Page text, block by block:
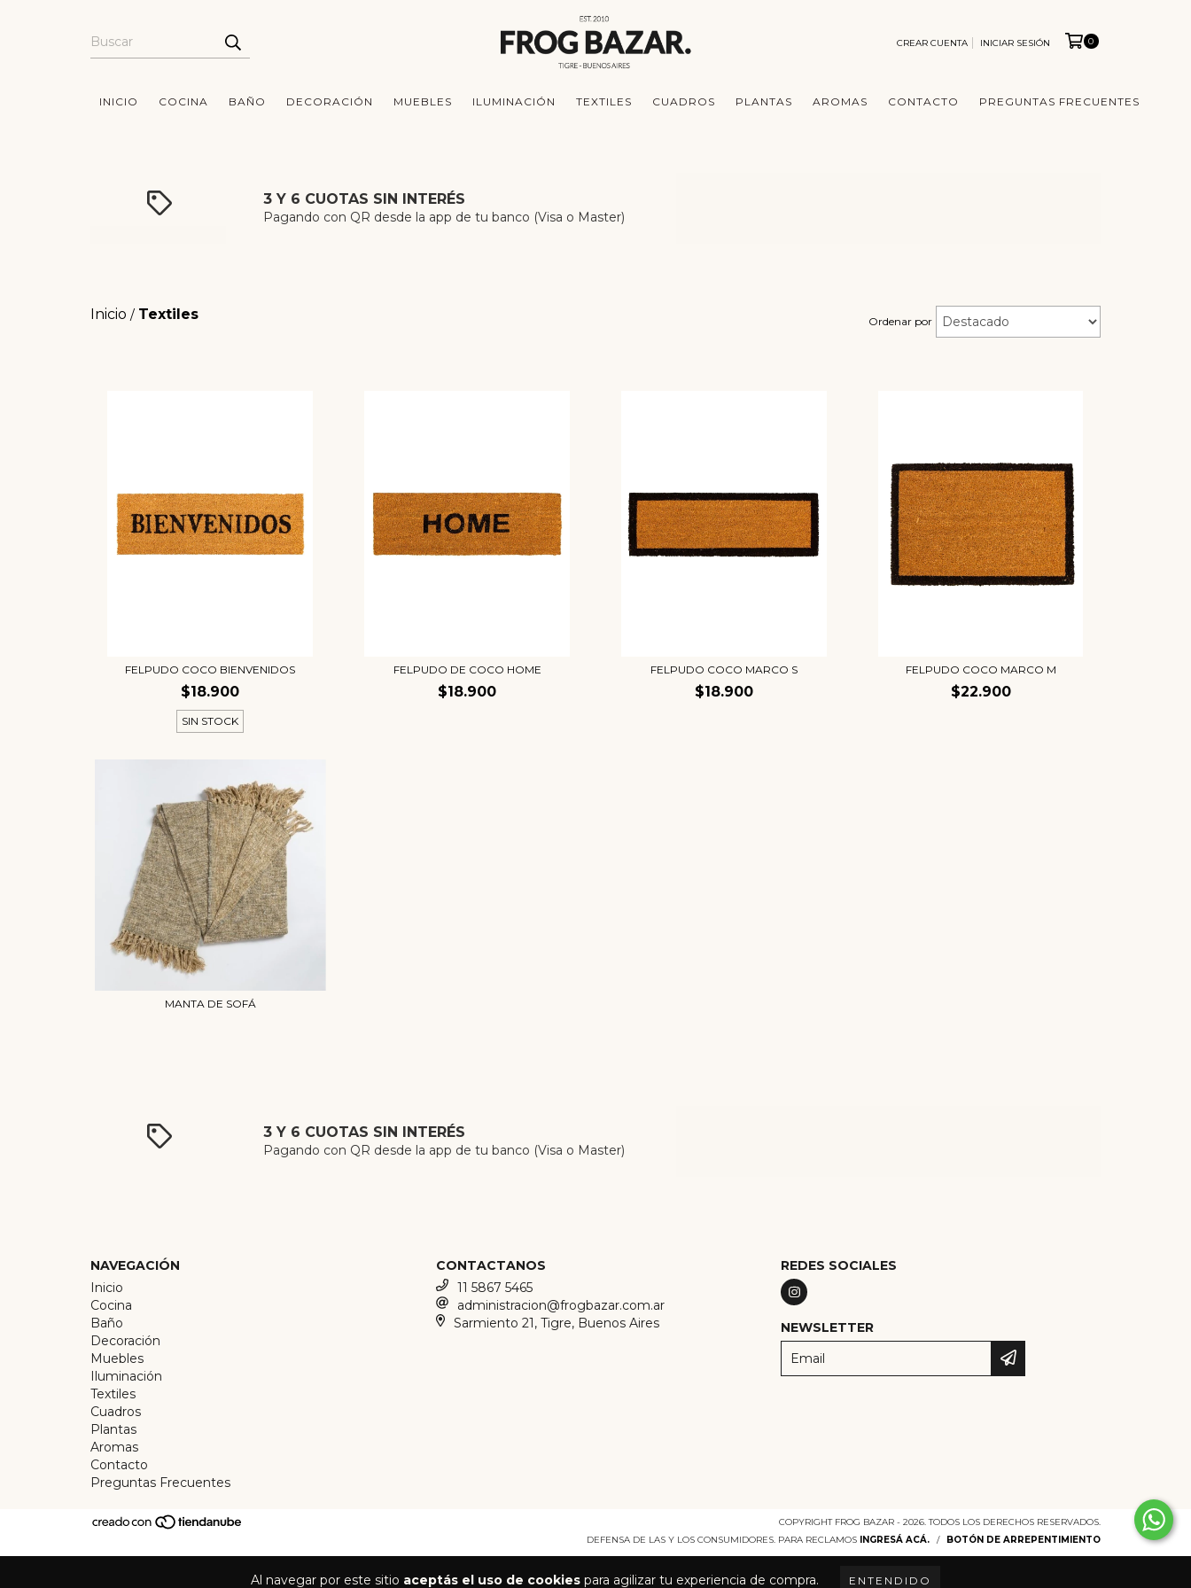
Al navegar por este sitio aceptás el uso de cookies para agilizar tu experiencia de compra. ENTENDIDO
CREAR CUENTA INICIAR SESIÓN 0
INICIO COCINA BAÑO DECORACIÓN MUEBLES ILUMINACIÓN TEXTILES CUADROS PLANTAS AROMAS CONTACTO PREGUNTAS FRECUENTES
3 Y 6 CUOTAS SIN INTERÉS
Pagando con QR desde la app de tu banco (Visa o Master)
Inicio / Textiles Ordenar por
FELPUDO COCO BIENVENIDOS
$18.900
SIN STOCK
FELPUDO DE COCO HOME
$18.900
FELPUDO COCO MARCO S
$18.900
FELPUDO COCO MARCO M
$22.900
MANTA DE SOFÁ
3 Y 6 CUOTAS SIN INTERÉS
Pagando con QR desde la app de tu banco (Visa o Master)
NAVEGACIÓN
Inicio
Cocina
Baño
Decoración
Muebles
Iluminación
Textiles
Cuadros
Plantas
Aromas
Contacto
Preguntas Frecuentes
CONTACTANOS
11 5867 5465
administracion@frogbazar.com.ar
Sarmiento 21, Tigre, Buenos Aires
REDES SOCIALES
NEWSLETTER
COPYRIGHT FROG BAZAR - 2026. TODOS LOS DERECHOS RESERVADOS.
DEFENSA DE LAS Y LOS CONSUMIDORES. PARA RECLAMOS INGRESÁ ACÁ. / BOTÓN DE ARREPENTIMIENTO